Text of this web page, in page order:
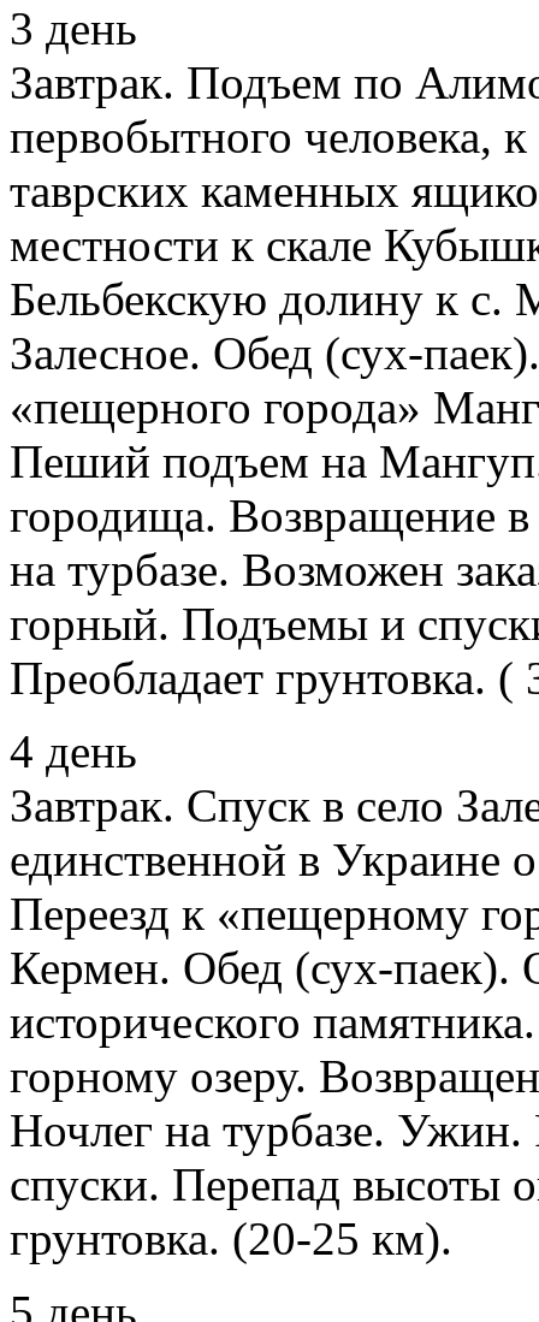
3 день
Завтрак. Подъем по
первобытного человека,
таврских каменных
местности к скале
Бельбекскую долину к с.
Залесное. Обед (сух-
«пещерного города»
Пеший подъем на
городища. Возвращение
на турбазе. Возможен
горный. Подъемы и
Преобладает грунтовка.
4 день
Завтрак. Спуск в село
единственной в Украине
Переезд к «пещерному
Кермен. Обед (сух-паек).
исторического
горному озеру.
Ночлег на турбазе.
спуски. Перепад высоты
грунтовка. (20-25 км).
5 день